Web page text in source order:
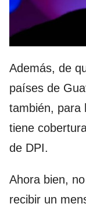
Además, de
países de
también, para
tiene
de DPI.
Ahora bien,
recibir un